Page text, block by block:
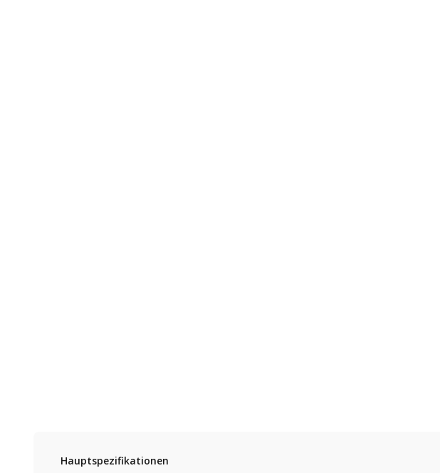
Hauptspezifikationen